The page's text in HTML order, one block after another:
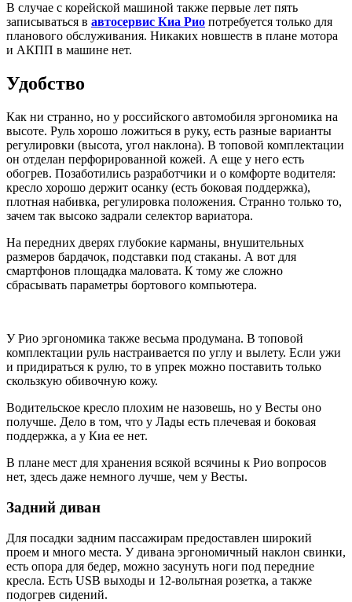
В случае с корейской машиной также первые лет пять
записываться в автосервис Киа Рио потребуется только для
планового обслуживания. Никаких новшеств в плане мотора
и АКПП в машине нет.
Удобство
Как ни странно, но у российского автомобиля эргономика на
высоте. Руль хорошо ложиться в руку, есть разные варианты
регулировки (высота, угол наклона). В топовой комплектации
он отделан перфорированной кожей. А еще у него есть
обогрев. Позаботились разработчики и о комфорте водителя:
кресло хорошо держит осанку (есть боковая поддержка),
плотная набивка, регулировка положения. Странно только то,
зачем так высоко задрали селектор вариатора.
На передних дверях глубокие карманы, внушительных
размеров бардачок, подставки под стаканы. А вот для
смартфонов площадка маловата. К тому же сложно
сбрасывать параметры бортового компьютера.
У Рио эргономика также весьма продумана. В топовой
комплектации руль настраивается по углу и вылету. Если ужи
и придираться к рулю, то в упрек можно поставить только
скользкую обивочную кожу.
Водительское кресло плохим не назовешь, но у Весты оно
получше. Дело в том, что у Лады есть плечевая и боковая
поддержка, а у Киа ее нет.
В плане мест для хранения всякой всячины к Рио вопросов
нет, здесь даже немного лучше, чем у Весты.
Задний диван
Для посадки задним пассажирам предоставлен широкий
проем и много места. У дивана эргономичный наклон свинки,
есть опора для бедер, можно засунуть ноги под передние
кресла. Есть USB выходы и 12-вольтная розетка, а также
подогрев сидений.